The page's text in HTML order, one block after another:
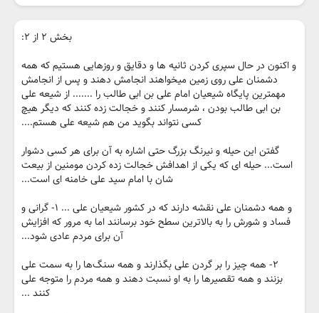
بخش ۲ از ۲:
و اکنون در حال سپری کردن ثانیه ها و دقایق و روزهایی هستیم که همه
دشمنان علی روی زمین میخواهند انجامش دهند و پس از انجامش
مهمترین پایگاه شیعیان امام علی بن ابی طالب را ....... از شیعه علی
بن ابی طالب بودن ، شرمسار کنند و خجالت زده کنند که دیگر هیچ
کسی نتواند بگوید من هم شیعه علی هستم....
گفتن این حیله و نیرنگ بزرگ حتی اشاره به آن برای هر کسی دشوار
است... حیله ای که یکی از اهدافش خجالت زده کردن مومنین از بیعت
شان با امام سید علی خامنه ای است...
و همه دشمنان علی نقشه دارند که در کشور شیعیان علی ... ۱- گرانی و
فساد و شورش را به بالاترین سطح خود برسانند اما به مرور که افزایش
آن برای مردم عادی شود...
۲- همه چیز را بر گردن علی بگذارند و همه سنگ‌ها را به سمت علی
بزنند و همه تقصیرها را به او نسبت دهند و همه مردم را متوجه علی
کنند ...